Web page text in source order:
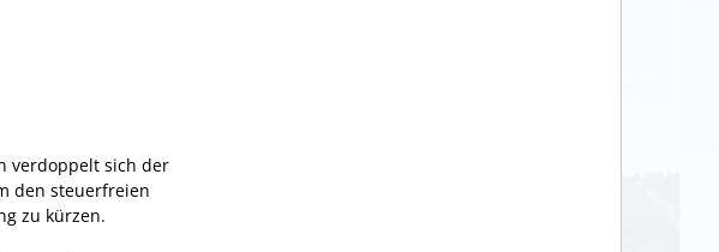
verdoppelt sich der
den steuerfreien
zu kürzen.